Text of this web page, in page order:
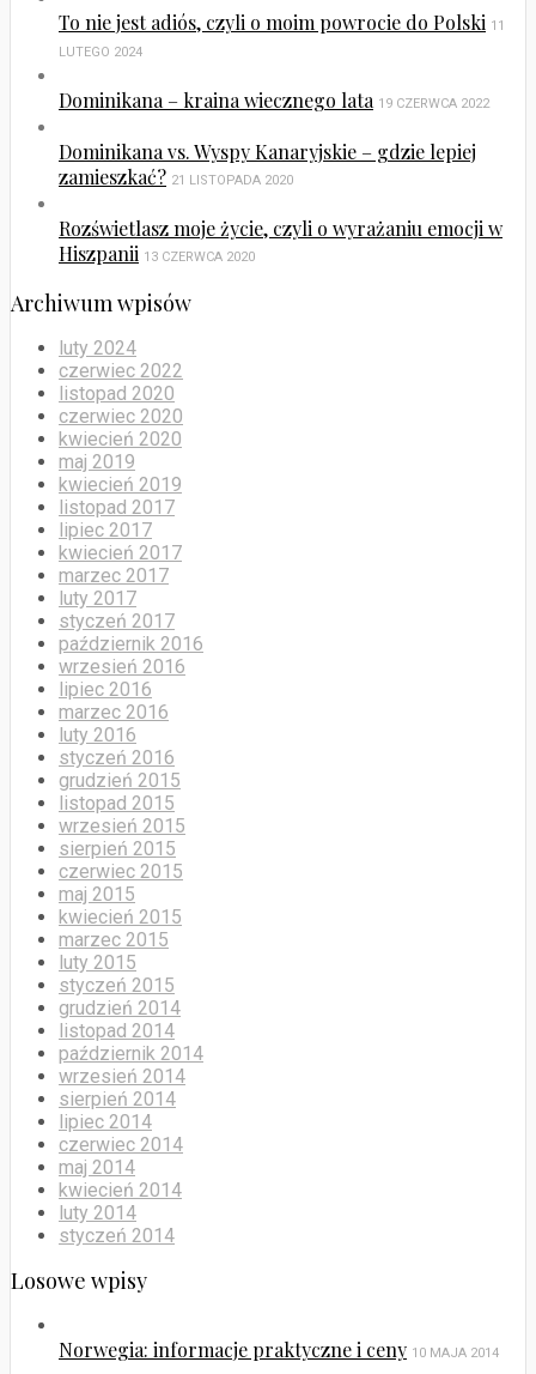
To nie jest adiós, czyli o moim powrocie do Polski 11
LUTEGO 2024
Dominikana – kraina wiecznego lata 19 CZERWCA 2022
Dominikana vs. Wyspy Kanaryjskie – gdzie lepiej
zamieszkać? 21 LISTOPADA 2020
Rozświetlasz moje życie, czyli o wyrażaniu emocji w
Hiszpanii 13 CZERWCA 2020
Archiwum wpisów
luty 2024
czerwiec 2022
listopad 2020
czerwiec 2020
kwiecień 2020
maj 2019
kwiecień 2019
listopad 2017
lipiec 2017
kwiecień 2017
marzec 2017
luty 2017
styczeń 2017
październik 2016
wrzesień 2016
lipiec 2016
marzec 2016
luty 2016
styczeń 2016
grudzień 2015
listopad 2015
wrzesień 2015
sierpień 2015
czerwiec 2015
maj 2015
kwiecień 2015
marzec 2015
luty 2015
styczeń 2015
grudzień 2014
listopad 2014
październik 2014
wrzesień 2014
sierpień 2014
lipiec 2014
czerwiec 2014
maj 2014
kwiecień 2014
luty 2014
styczeń 2014
Losowe wpisy
Norwegia: informacje praktyczne i ceny 10 MAJA 2014